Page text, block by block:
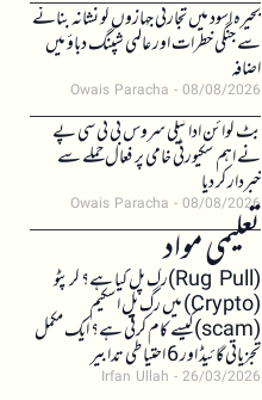
بحیرہ اسود میں تجارتی جہازوں کو نشانہ بنانے
سے جنگی خطرات اور عالمی شپنگ دباؤ میں
اضافہ
Owais Paracha 08/08/2026
بٹ کوائن ادائیگی سروس بی ٹی سی پے
نے اہم سکیورٹی خامی پر فعال حملے سے
خبردار کر دیا
Owais Paracha 08/08/2026
تعلیمی مواد(Rug Pull)رگ پل کیا ہے؟ کرپٹو
(Crypto) میں رگ پل اسکیم
(scam)کیسے کام کرتی ہے؟ ایک مکمل
تجزیاتی گائیڈ اور 6 احتیاطی تدابیر
Irfan Ullah 26/03/2026